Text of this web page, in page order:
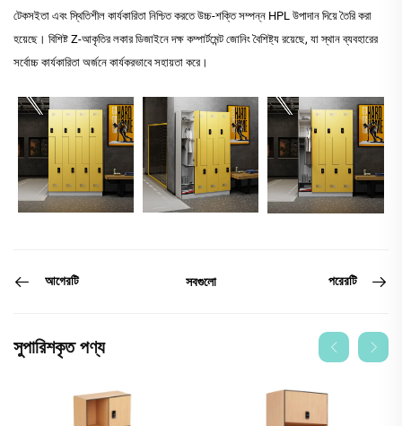
টেকসইতা এবং স্থিতিশীল কার্যকারিতা নিশ্চিত করতে উচ্চ-শক্তি সম্পন্ন HPL উপাদান দিয়ে তৈরি করা
হয়েছে। বিশিষ্ট Z-আকৃতির লকার ডিজাইনে দক্ষ কম্পার্টমেন্ট জোনিং বৈশিষ্ট্য রয়েছে, যা স্থান ব্যবহারের
সর্বোচ্চ কার্যকারিতা অর্জনে কার্যকরভাবে সহায়তা করে।
আগেরটি সবগুলো পরেরটি
সুপারিশকৃত পণ্য